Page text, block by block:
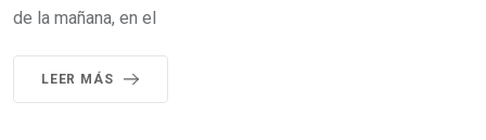
de la mañana, en el
LEER MÁS